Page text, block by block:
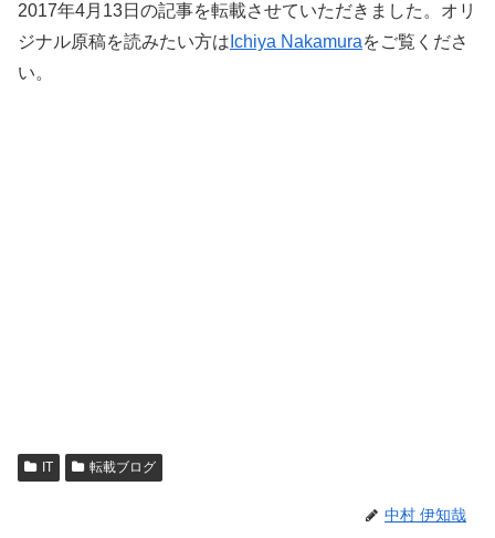
2017年4月13日の記事を転載させていただきました。オリ
ジナル原稿を読みたい方は Ichiya Nakamuraをご覧くださ
い。
IT 転載ブログ
中村 伊知哉